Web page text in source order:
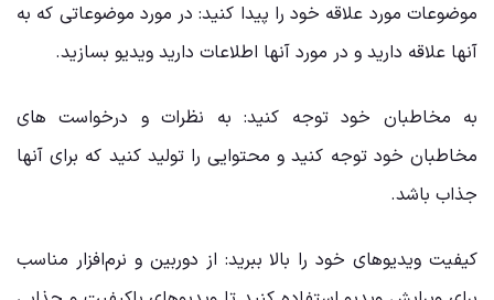
موضوعات مورد علاقه خود را پیدا کنید: در مورد موضوعاتی که به
آنها علاقه دارید و در مورد آنها اطلاعات دارید ویدیو بسازید.
به مخاطبان خود توجه کنید: به نظرات و درخواست‌ های
مخاطبان خود توجه کنید و محتوایی را تولید کنید که برای آنها
جذاب باشد.
کیفیت ویدیوهای خود را بالا ببرید: از دوربین و نرم‌افزار مناسب